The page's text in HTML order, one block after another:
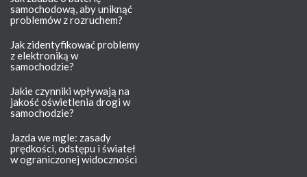
samochodową, aby uniknąć
problemów z rozruchem?
Jak zidentyfikować problemy
z elektroniką w
samochodzie?
Jakie czynniki wpływają na
jakość oświetlenia drogi w
samochodzie?
Jazda we mgle: zasady
prędkości, odstępu i świateł
w ograniczonej widoczności